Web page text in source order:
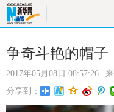
首页 时政
娱乐 体育
时尚 思客
争奇斗艳的帽子
2017年05月08日 08:57:26 |
分享到：